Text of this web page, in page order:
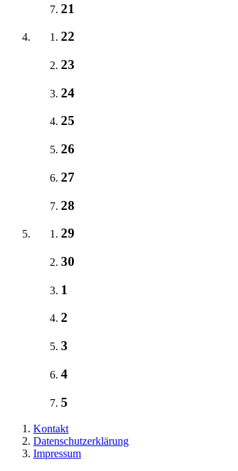
21
22
23
24
25
26
27
28
29
30
1
2
3
4
5
Kontakt
Datenschutzerklärung
Impressum